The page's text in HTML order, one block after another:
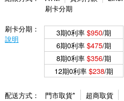
刷卡分期
刷卡分期：
說明
3期0利率$950/期
6期0利率$475/期
8期0利率$356/期
12期0利率$238/期
配送方式： 門市取貨* 超商取貨